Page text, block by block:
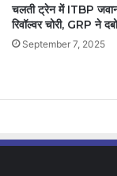
चलती ट्रेन में ITBP
रिवॉल्वर चोरी, GRP ने
September 7, 2025